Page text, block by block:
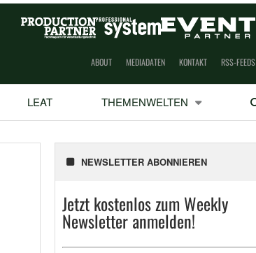
ABOUT MEDIADATEN KONTAKT RSS-FEEDS
LEAT THEMENWELTEN Suchen
NEWSLETTER ABONNIEREN
Jetzt kostenlos zum Weekly
Newsletter anmelden!